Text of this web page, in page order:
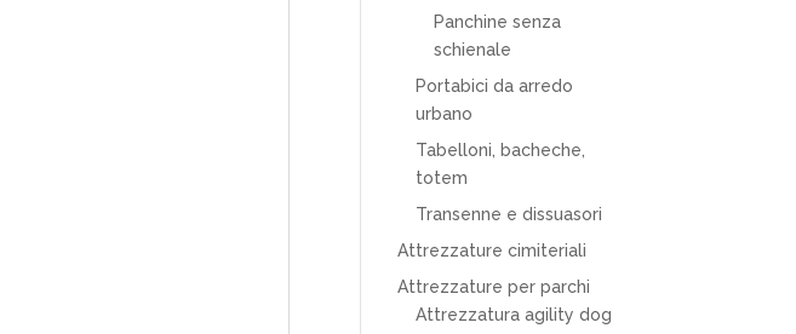
Panchine senza
schienale
Portabici da arredo
urbano
Tabelloni, bacheche,
totem
Transenne e dissuasori
Attrezzature cimiteriali
Attrezzature per parchi
Attrezzatura agility dog